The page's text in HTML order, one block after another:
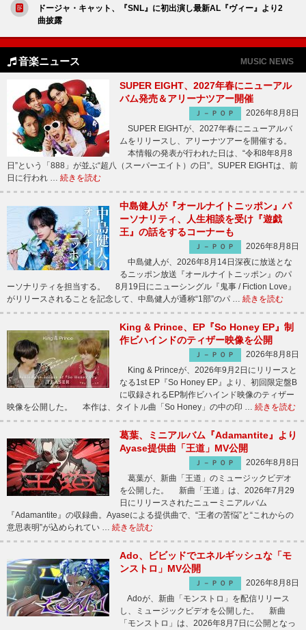
ドージャ・キャット、『SNL』に初出演し最新AL『ヴィー』より2
曲披露
音楽ニュース MUSIC NEWS
SUPER EIGHT、2027年春にニューアル
バム発売＆アリーナツアー開催
Ｊ－ＰＯＰ
2026年8月8日
SUPER EIGHTが、2027年春にニューアルバ
ムをリリースし、アリーナツアーを開催する。
本情報の発表が行われた日は、“令和8年8月8
日”という「888」が並ぶ“超八（スーパーエイト）の日”。SUPER EIGHTは、前
日に行われ … 続きを読む
中島健人が『オールナイトニッポン』パ
ーソナリティ、人生相談を受け『遊戯
王』の話をするコーナーも
Ｊ－ＰＯＰ
2026年8月8日
中島健人が、2026年8月14日深夜に放送とな
るニッポン放送『オールナイトニッポン』のパ
ーソナリティを担当する。 8月19日にニューシングル『鬼事 / Fiction Love』
がリリースされることを記念して、中島健人が通称“1部”のパ … 続きを読む
King & Prince、EP『So Honey EP』制
作ビハインドのティザー映像を公開
Ｊ－ＰＯＰ
2026年8月8日
King & Princeが、2026年9月2日にリリースと
なる1st EP『So Honey EP』より、初回限定盤B
に収録されるEP制作ビハインド映像のティザー
映像を公開した。 本作は、タイトル曲「So Honey」の中の印 … 続きを読む
葛葉、ミニアルバム『Adamantite』より
Ayase提供曲「王道」MV公開
Ｊ－ＰＯＰ
2026年8月8日
葛葉が、新曲「王道」のミュージックビデオ
を公開した。 新曲「王道」は、2026年7月29
日にリリースされたニューミニアルバム
『Adamantite』の収録曲。Ayaseによる提供曲で、“王者の苦悩”と“これからの
意思表明”が込められてい … 続きを読む
Ado、ビビッドでエネルギッシュな「モ
ンストロ」MV公開
Ｊ－ＰＯＰ
2026年8月8日
Adoが、新曲「モンストロ」を配信リリース
し、ミュージックビデオを公開した。 新曲
「モンストロ」は、2026年8月7日に公開となっ